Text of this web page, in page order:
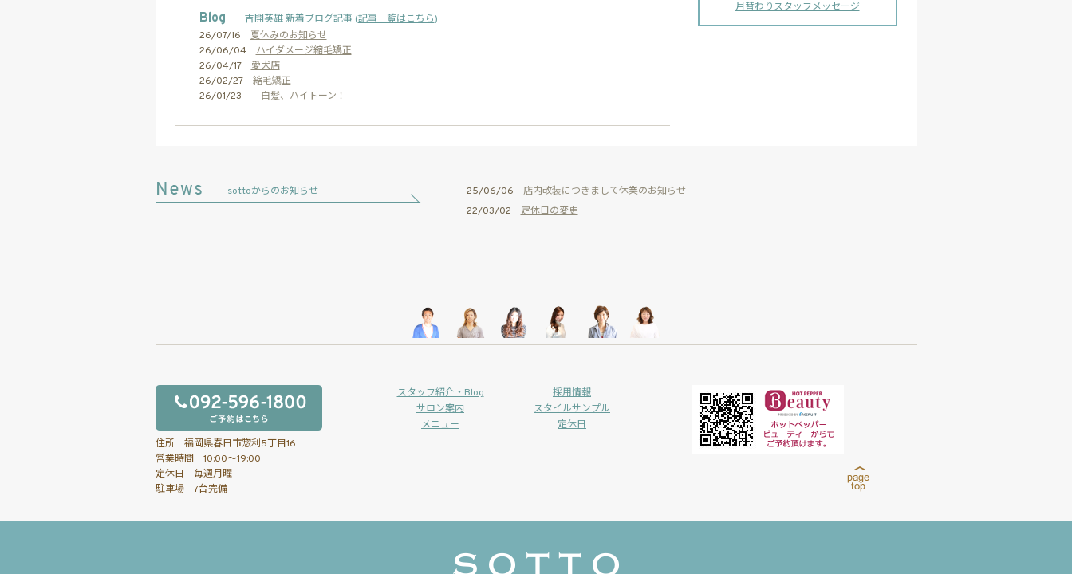
Blog 吉開英雄 新着ブログ記事 (記事一覧はこちら)
26/07/16 夏休みのお知らせ
26/06/04 ハイダメージ縮毛矯正
26/04/17 愛犬店
26/02/27 縮毛矯正
26/01/23
白髪、ハイトーン！
月替わりスタッフメッセージ
sottoからのお知らせ 25/06/06 店内改装につきまして休業のお知らせ
22/03/02 定休日の変更
住所 福岡県春日市惣利5丁目16
営業時間 10:00～19:00
定休日 毎週月曜
駐車場 7台完備
スタッフ紹介・Blog
サロン案内
メニュー
採用情報
スタイルサンプル
定休日